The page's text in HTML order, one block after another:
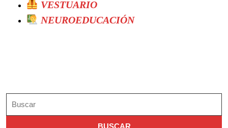
VESTUARIO
NEUROEDUCACIÓN